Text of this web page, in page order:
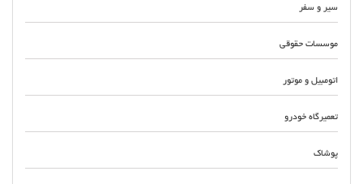
سیر و سفر
موسسات حقوقی
اتومبیل و موتور
تعمیرگاه خودرو
پوشاک